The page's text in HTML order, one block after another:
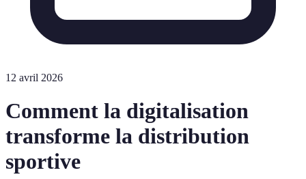
12 avril 2026
Comment la digitalisation
transforme la distribution
sportive